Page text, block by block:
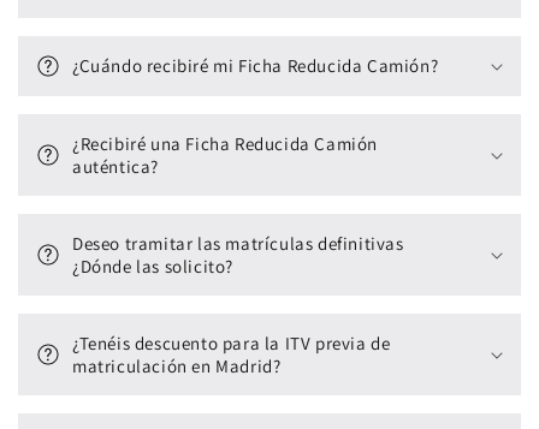
¿Cuándo recibiré mi Ficha Reducida Camión?
¿Recibiré una Ficha Reducida Camión
auténtica?
Deseo tramitar las matrículas definitivas
¿Dónde las solicito?
¿Tenéis descuento para la ITV previa de
matriculación en Madrid?